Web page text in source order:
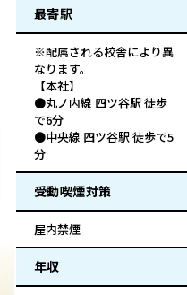
最寄駅
※配属される校舎により異
なります。
【本社】
●丸ノ内線 四ツ谷駅 徒歩
で6分
●中央線 四ツ谷駅 徒歩で5
分
受動喫煙対策
屋内禁煙
年収